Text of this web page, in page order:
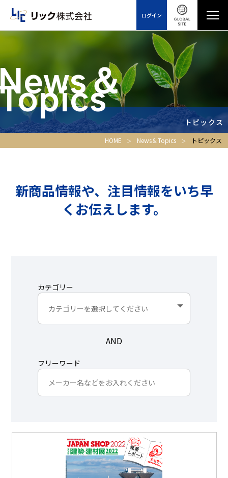
ログイン
＆
トピックス
HOME News＆Topics トピックス
新商品情報や、注目情報をいち早
くお伝えします。
カテゴリー
AND
フリーワード